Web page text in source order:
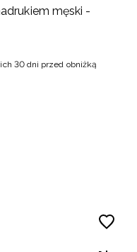
męski -
30 dni przed obniżką